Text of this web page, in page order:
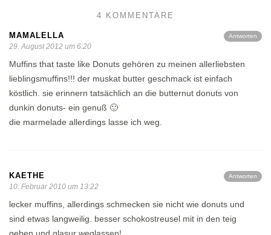
4 KOMMENTARE
Antworten
MAMALELLA
29. August 2012 um 6:20
Muffins that taste like Donuts gehören zu meinen allerliebsten
lieblingsmuffins!!! der muskat butter geschmack ist einfach
köstlich. sie erinnern tatsächlich an die butternut donuts von
dunkin donuts- ein genuß 🙂
die marmelade allerdings lasse ich weg.
Antworten
KAETHE
10. Februar 2010 um 13:22
lecker muffins, allerdings schmecken sie nicht wie donuts und
sind etwas langweilig. besser schokostreusel mit in den teig